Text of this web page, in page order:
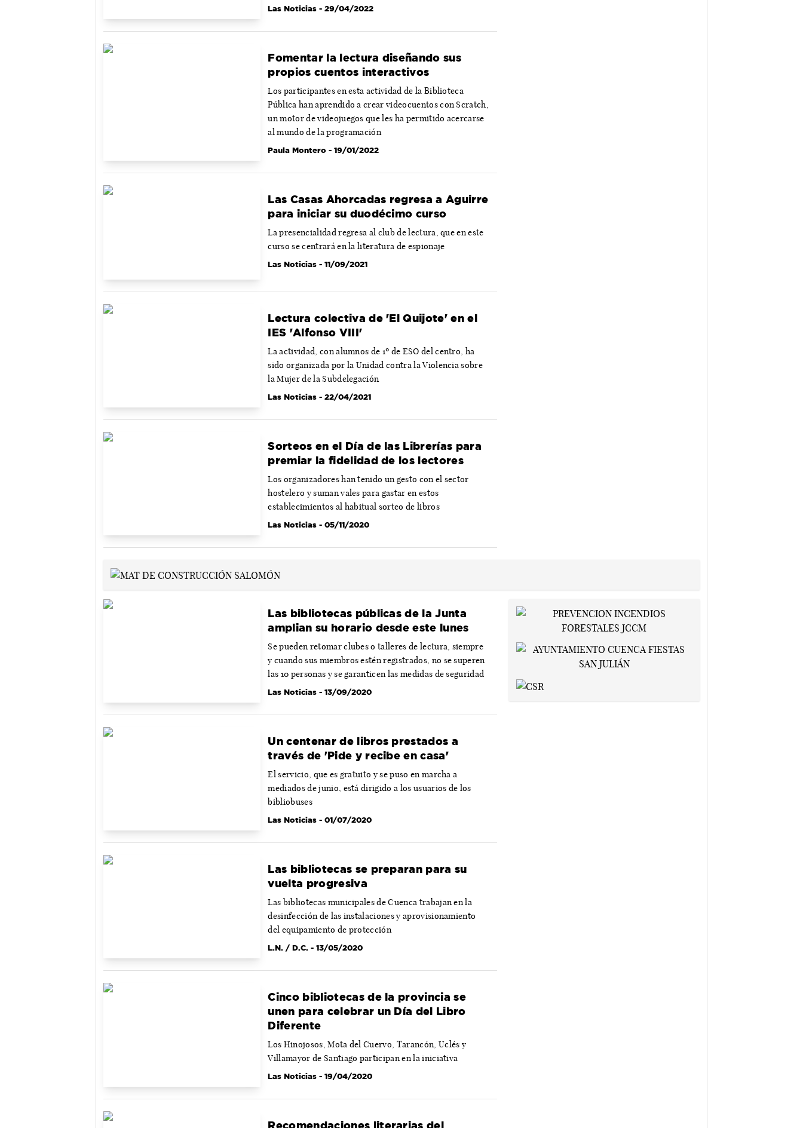
Las Noticias - 29/04/2022
Fomentar la lectura diseñando sus
propios cuentos interactivos
Los participantes en esta actividad de la Biblioteca
Pública han aprendido a crear videocuentos con Scratch,
un motor de videojuegos que les ha permitido acercarse
al mundo de la programación
Paula Montero - 19/01/2022
Las Casas Ahorcadas regresa a Aguirre
para iniciar su duodécimo curso
La presencialidad regresa al club de lectura, que en este
curso se centrará en la literatura de espionaje
Las Noticias - 11/09/2021
Lectura colectiva de 'El Quijote' en el
IES 'Alfonso VIII'
La actividad, con alumnos de 1º de ESO del centro, ha
sido organizada por la Unidad contra la Violencia sobre
la Mujer de la Subdelegación
Las Noticias - 22/04/2021
Sorteos en el Día de las Librerías para
premiar la fidelidad de los lectores
Los organizadores han tenido un gesto con el sector
hostelero y suman vales para gastar en estos
establecimientos al habitual sorteo de libros
Las Noticias - 05/11/2020
Las bibliotecas públicas de la Junta
amplian su horario desde este lunes
Se pueden retomar clubes o talleres de lectura, siempre
y cuando sus miembros estén registrados, no se superen
las 10 personas y se garanticen las medidas de seguridad
Las Noticias - 13/09/2020
Un centenar de libros prestados a
través de 'Pide y recibe en casa'
El servicio, que es gratuito y se puso en marcha a
mediados de junio, está dirigido a los usuarios de los
bibliobuses
Las Noticias - 01/07/2020
Las bibliotecas se preparan para su
vuelta progresiva
Las bibliotecas municipales de Cuenca trabajan en la
desinfección de las instalaciones y aprovisionamiento
del equipamiento de protección
L.N. / D.C.- 13/05/2020
Cinco bibliotecas de la provincia se
unen para celebrar un Día del Libro
Diferente
Los Hinojosos, Mota del Cuervo, Tarancón, Uclés y
Villamayor de Santiago participan en la iniciativa
Las Noticias - 19/04/2020
Recomendaciones literarias del